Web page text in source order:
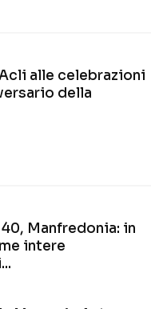
alle celebrazioni
della
Manfredonia: in
intere